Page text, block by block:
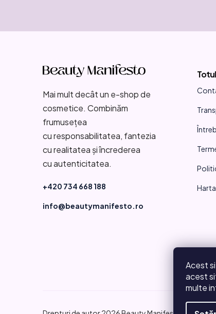
Acest
acest
multe
Mai mult decât un e-shop de
cosmetice. Combinăm
frumusețea
cu responsabilitatea, fantezia
cu realitatea și încrederea
cu autenticitatea.
+420 734 668 188
info@beautymanifesto.ro